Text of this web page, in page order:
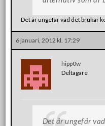
Det är ungefär vad det brukar
6 januari, 2012 kl. 17:29
hipp0w
Deltagare
Det är ungefär